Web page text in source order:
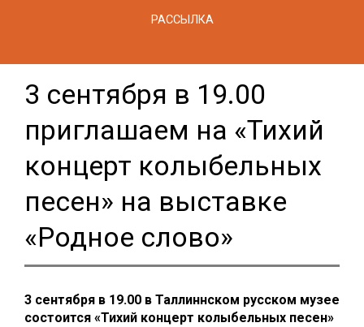
РАССЫЛКА
3 сентября в 19.00
приглашаем на «Тихий
концерт колыбельных
песен» на выставке
«Родное слово»
3 сентября в 19.00 в Таллиннском русском музее
состоится «Тихий концерт колыбельных песен»